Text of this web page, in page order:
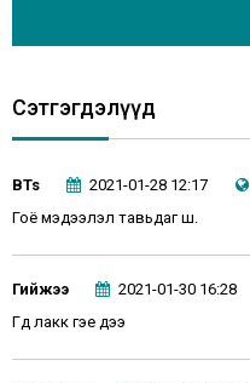
Сэтгэгдэлүүд
BTs 2021-01-28 12:17
Гоё мэдээлэл тавьдаг шүү.
Гийжээ 2021-01-30 16:28
Гүүд лакк гэе дээ